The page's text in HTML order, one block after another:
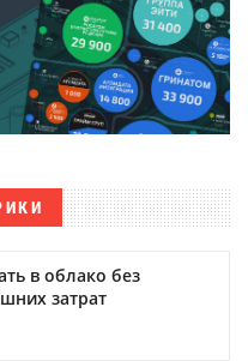
в облако без
затрат